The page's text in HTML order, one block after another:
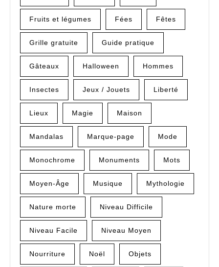
Fruits et légumes Fées Fêtes
Grille gratuite Guide pratique
Gâteaux Halloween Hommes
Insectes Jeux / Jouets Liberté
Lieux Magie Maison
Mandalas Marque-page Mode
Monochrome Monuments Mots
Moyen-Âge Musique Mythologie
Nature morte Niveau Difficile
Niveau Facile Niveau Moyen
Nourriture Noël Objets